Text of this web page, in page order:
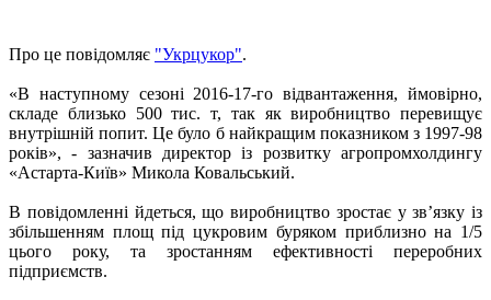
Про це повідомляє "Укрцукор".
«В наступному сезоні 2016-17-го відвантаження, ймовірно,
складе близько 500 тис. т, так як виробництво перевищує
внутрішній попит. Це було б найкращим показником з 1997-98
років», - зазначив
директор із розвитку агропромхолдингу
«Астарта-Київ» Микола Ковальський.
В повідомленні йдеться, що виробництво зростає у зв’язку із
збільшенням площ під цукровим буряком приблизно на 1/5
цього року, та зростанням ефективності переробних
підприємств.